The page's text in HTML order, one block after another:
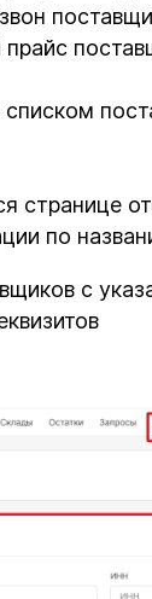
прайс
странице
по
с